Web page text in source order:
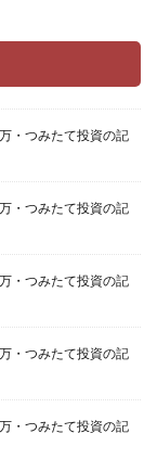
・つみたて投資の記
・つみたて投資の記
・つみたて投資の記
・つみたて投資の記
・つみたて投資の記